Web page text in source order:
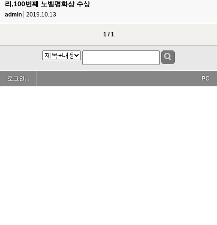
리,100번째 노벨평화상 수상
admin 2019.10.13
1 / 1
로그인... PC